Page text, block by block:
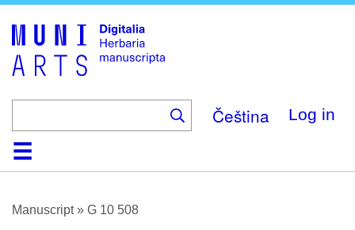
Čeština Log in
HomeBrowse
About
HelpContactDigitalia
Manuscript» G 10 508